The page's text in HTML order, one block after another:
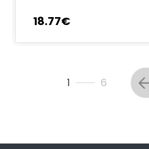
18.77€
1 6